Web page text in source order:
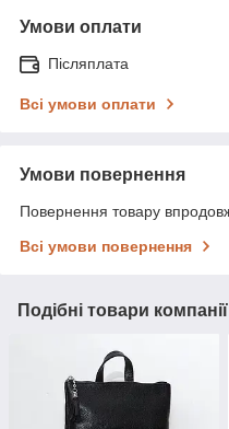
Умови оплати
Післяплата
Всі умови оплати
Умови повернення
Повернення товару
Всі умови повернення
Подібні товари компанії